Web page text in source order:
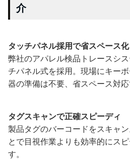
介
タッチパネル採用で省スペース化
弊社のアパレル検品トレースシ
チパネル式を採用。現場にキー
器の準備は不要、省スペース対応
タグスキャンで正確スピーディ
製品タグのバーコードをスキャ
とで目視作業よりも効率的にス
す。